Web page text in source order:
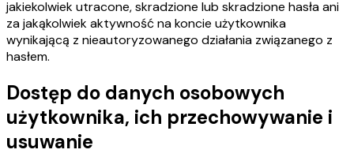
jakiekolwiek utracone, skradzione lub skradzione hasła ani
za jakąkolwiek aktywność na koncie użytkownika
wynikającą z nieautoryzowanego działania związanego z
hasłem.
Dostęp do danych osobowych
użytkownika, ich przechowywanie i
usuwanie